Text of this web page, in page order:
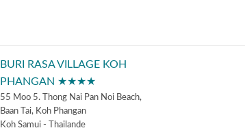
BURI RASA VILLAGE KOH
PHANGAN ★★★★
55 Moo 5. Thong Nai Pan Noi Beach,
Baan Tai, Koh Phangan
Koh Samui - Thailande